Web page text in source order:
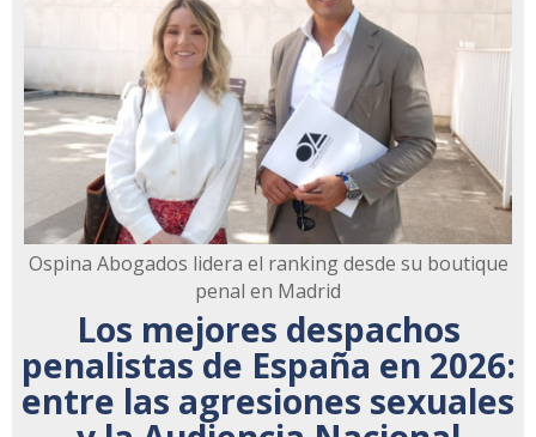
Ospina Abogados lidera el ranking desde su boutique
penal en Madrid
Los mejores despachos
penalistas de España en 2026:
entre las agresiones sexuales